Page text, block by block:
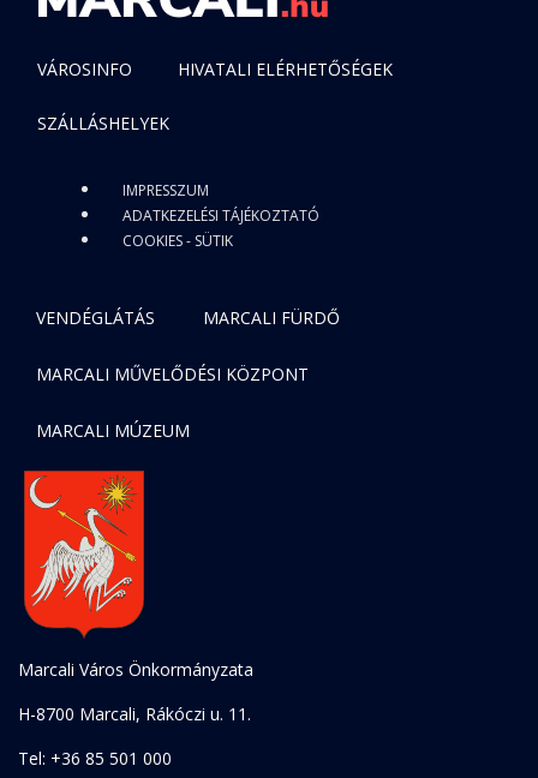
VÁROSINFO HIVATALI ELÉRHETŐSÉGEK
SZÁLLÁSHELYEK
IMPRESSZUM
ADATKEZELÉSI TÁJÉKOZTATÓ
COOKIES - SÜTIK
VENDÉGLÁTÁS MARCALI FÜRDŐ
MARCALI MŰVELŐDÉSI KÖZPONT
MARCALI MÚZEUM
Marcali Város Önkormányzata
H-8700 Marcali, Rákóczi u. 11.
Tel: +36 85 501 000